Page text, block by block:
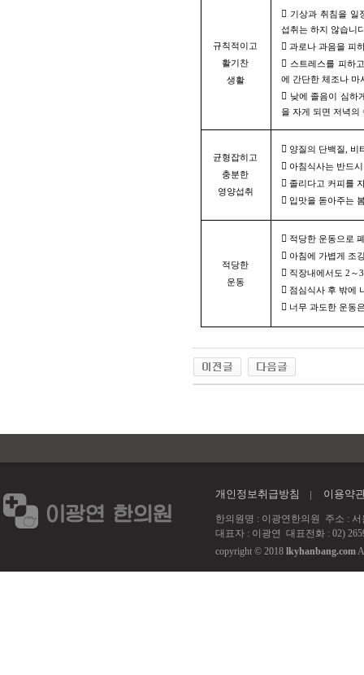
규칙적이고
활기찬
생활
 기상과 취침을 일
섭취는 하지 않습니
과로나 과음을 피
스트레스를 피하
에 간단한 체조나 마
 낮에 졸음이 심하
을 자게 되면 저녁의
균형잡히고
충분한
영양섭취
 양질의 단백질, 비
 아침식사는 반드
졸리다고 커피를
 입맛을 돋아주는
적당한
운동
 적당한 운동으로
 아침에 가볍게 조
 직장내에서도 2～
 점심식사 후 밖에
 너무 과도한 운동
개인정보취급방침 이용약
한의원명 : 이광연한의원 주소 : 서
대표자 : 이광연 대표전화 : 02)
copyright © 2018 lkyhanbang.com